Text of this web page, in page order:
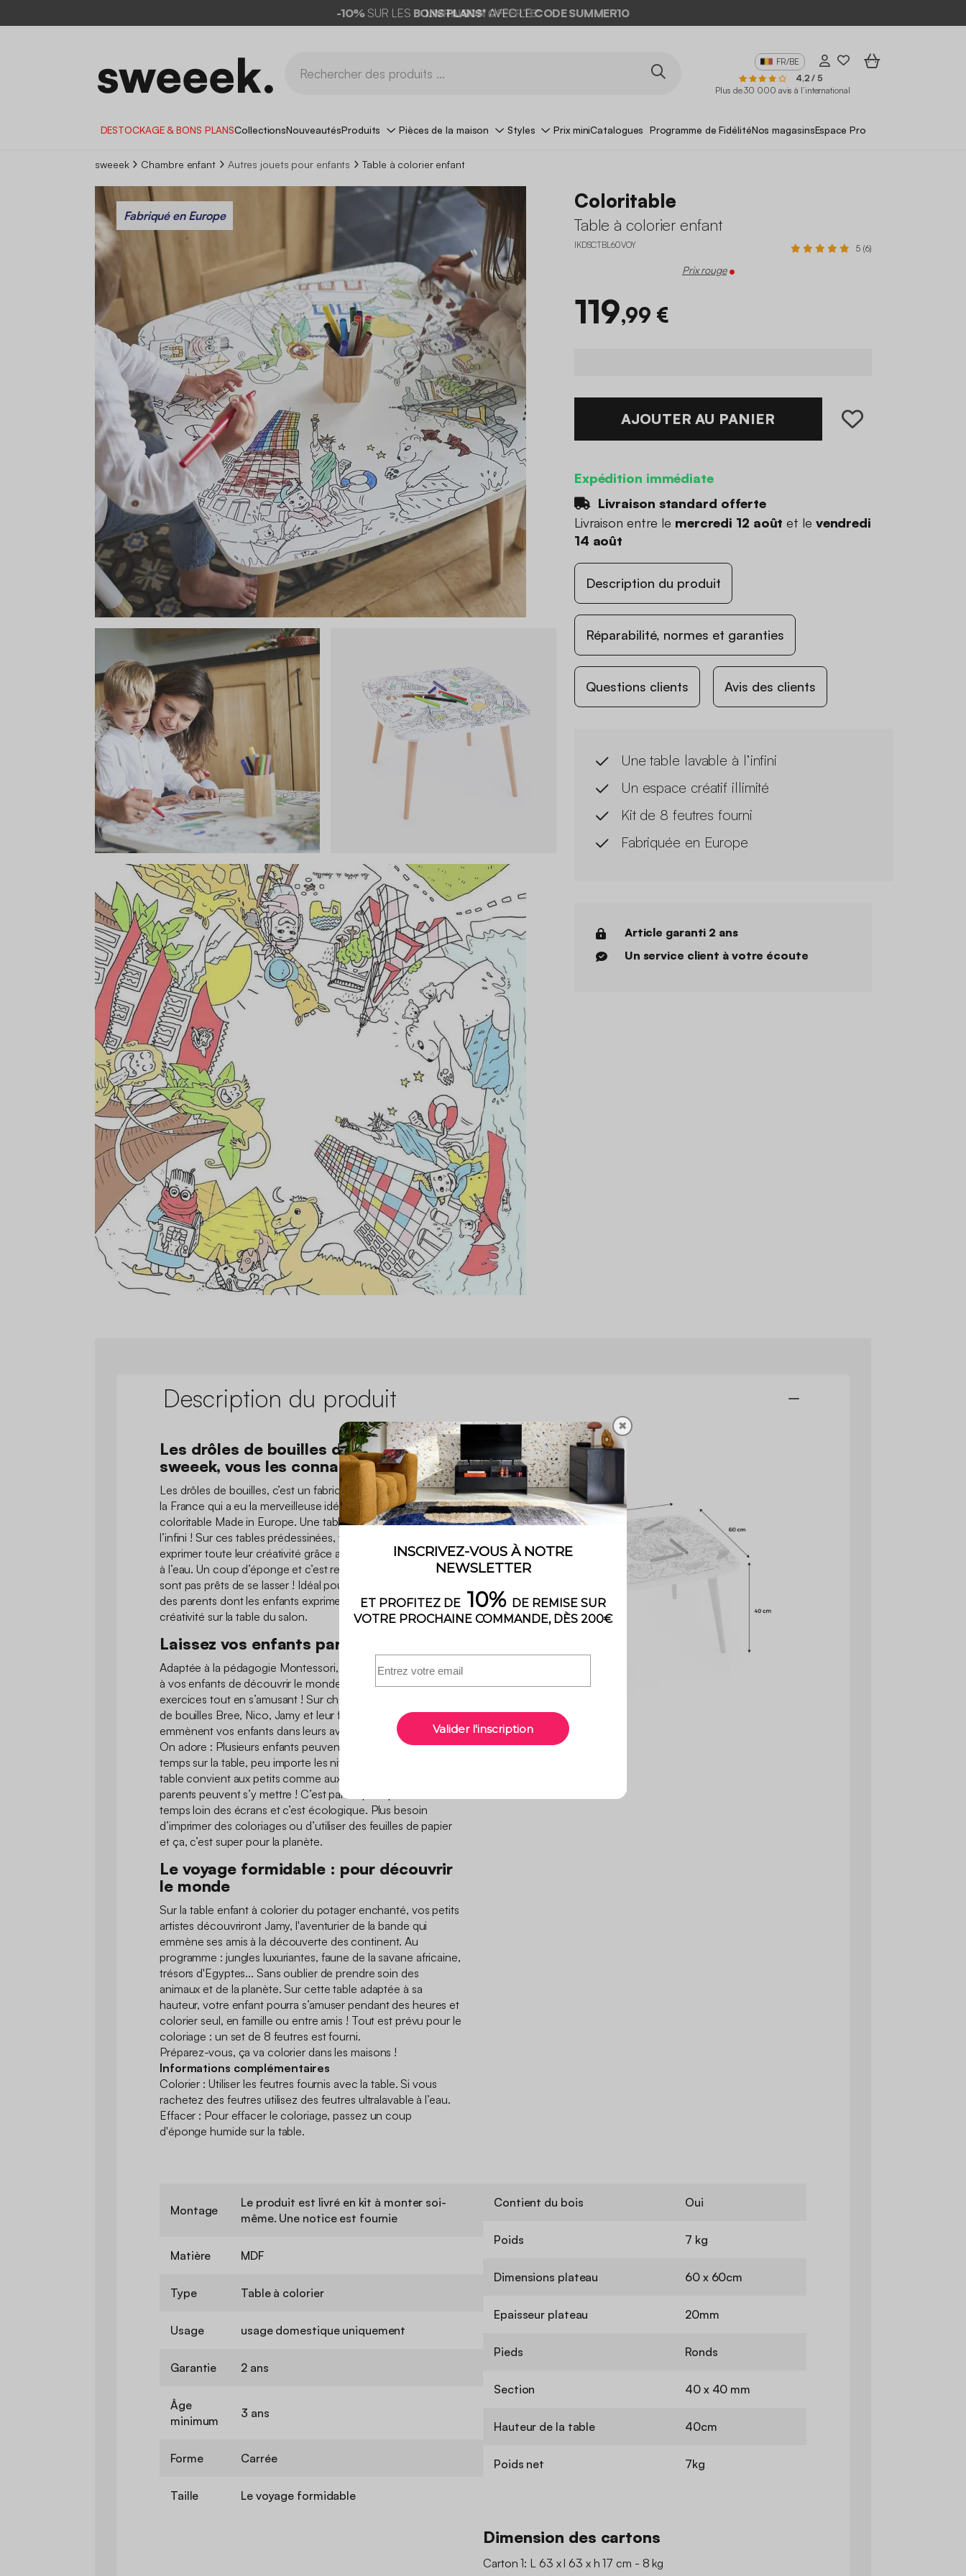
-10%SUR LES BONS PLANS*AVEC LECODE SUMMER10
FR/BE
4,2 / 5
Plus de 30 000 avis à l’international
DESTOCKAGE & BONS PLANSCollectionsNouveautésProduits Pièces de la maison Styles Prix miniCatalogues Programme de FidélitéNos magasinsEspace Pro
sweeek Chambre enfant Autres jouets pour enfants Table à colorier enfant
Fabriqué en Europe
Coloritable
Table à colorier enfant
IKDSCTBL60VOY 5 (6)
Prix rouge
119,99 €
AJOUTER AU PANIER
Expédition immédiate
Livraison standard offerte
Livraison entre le mercredi 12 août et le vendredi
14 août
Description du produit
Réparabilité, normes et garanties
Questions clients Avis des clients
Une table lavable à l’infini
Un espace créatif illimité
Kit de 8 feutres fourni
Fabriquée en Europe
Article garanti 2 ans
Un service client à votre écoute
Description du produit
Les drôles de bouilles débarquent chez
sweeek, vous les connaissez ?
Les drôles de bouilles, c’est un fabricant de jouet du Nord de
la France qui a eu la merveilleuse idée de créer la 1ère
coloritable Made in Europe. Une table enfant à colorier à
l’infini ! Sur ces tables prédessinées, vos minis pourront
exprimer toute leur créativité grâce aux feutres ultra-lavables
à l’eau. Un coup d’éponge et c’est reparti, vos enfants ne
sont pas prêts de se lasser ! Idéal pour venir à la rescousse
des parents dont les enfants expriment un peu trop leur
créativité sur la table du salon.
Laissez vos enfants partir à l’aventure
Adaptée à la pédagogie Montessori, cette coloritable permet
à vos enfants de découvrir le monde et de faire des petits
exercices tout en s’amusant ! Sur chaque table, les 3 drôles
de bouilles Bree, Nico, Jamy et leur fidèle compagnon Zak
emmènent vos enfants dans leurs aventures les plus folles.
On adore : Plusieurs enfants peuvent colorier en même
temps sur la table, peu importe les niveaux et les âges. Cette
table convient aux petits comme aux grands. Même les
parents peuvent s’y mettre ! C’est parfait pour passer du
temps loin des écrans et c’est écologique. Plus besoin
d’imprimer des coloriages ou d’utiliser des feuilles de papier
et ça, c’est super pour la planète.
Le voyage formidable : pour découvrir
le monde
Sur la table enfant à colorier du potager enchanté, vos petits
artistes découvriront Jamy, l'aventurier de la bande qui
emmène ses amis à la découverte des continent. Au
programme : jungles luxuriantes, faune de la savane africaine,
trésors d'Egyptes... Sans oublier de prendre soin des
animaux et de la planète. Sur cette table adaptée à sa
hauteur, votre enfant pourra s’amuser pendant des heures et
colorier seul, en famille ou entre amis ! Tout est prévu pour le
coloriage : un set de 8 feutres est fourni.
Préparez-vous, ça va colorier dans les maisons !
Informations complémentaires
Colorier : Utiliser les feutres fournis avec la table. Si vous
rachetez des feutres utilisez des feutres ultralavable à l’eau.
Effacer : Pour effacer le coloriage, passez un coup
d'éponge humide sur la table.
Montage
Le produit est livré en kit à monter soi-
même. Une notice est fournie
Matière MDF
Type Table à colorier
Usage usage domestique uniquement
Garantie 2 ans
Âge
minimum
3 ans
Forme Carrée
Taille Le voyage formidable
Contient du bois Oui
Poids 7 kg
Dimensions plateau 60 x 60cm
Epaisseur plateau 20mm
Pieds Ronds
Section 40 x 40 mm
Hauteur de la table 40cm
Poids net 7kg
Dimension des cartons
Carton 1: L 63 x l 63 x h 17 cm - 8 kg
✖